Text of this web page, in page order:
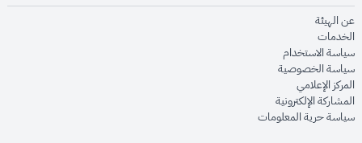
عن الهيئةopens in new window
الخدماتopens in new window
سياسة الاستخدام
سياسة الخصوصيةopens in new window
المركز الإعلاميopens in new window
المشاركة الإلكترونيةopens in new window
سياسة حرية المعلوماتopens in new window